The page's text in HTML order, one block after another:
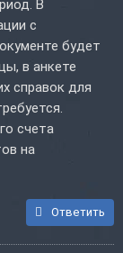
В
с
будет
в анкете
справок для
счета
на
Ответить